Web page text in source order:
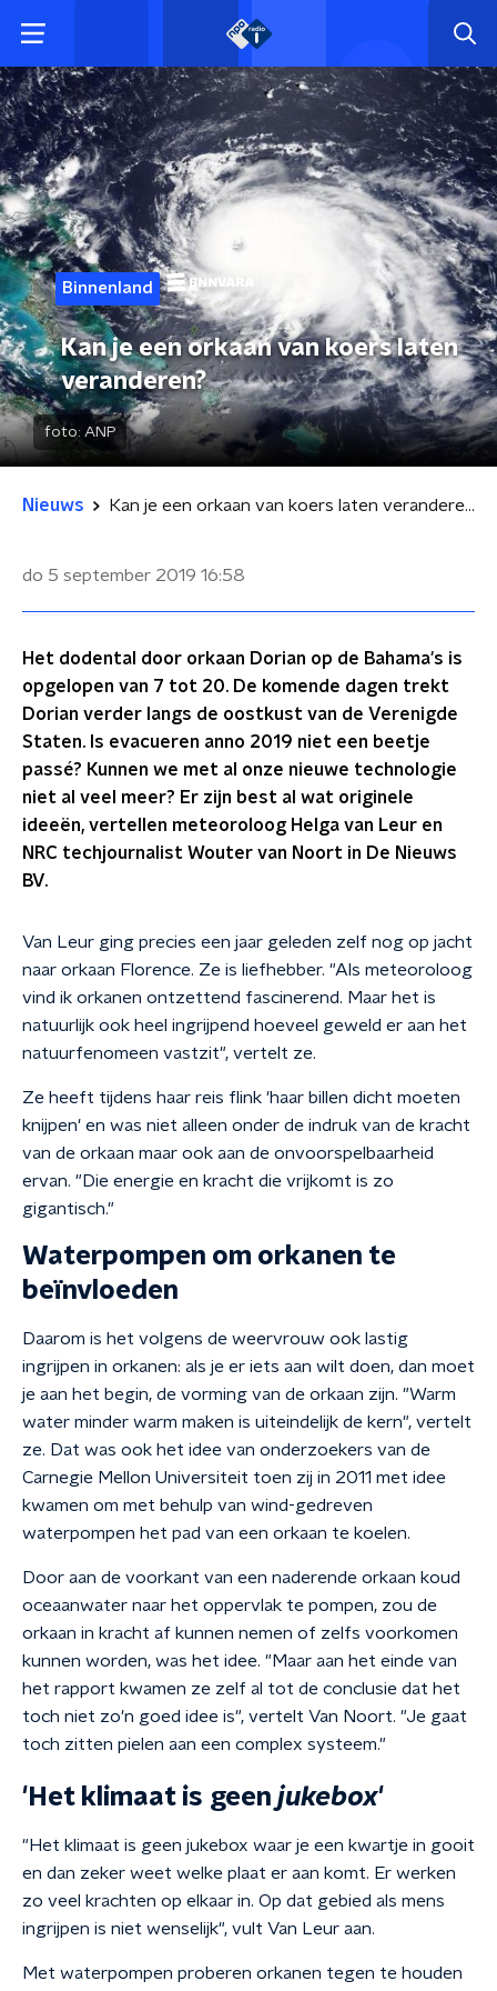
Binnenland
Kan je een orkaan van koers laten
veranderen?
foto: ANP
Nieuws Kan je een orkaan van koers laten veranderen?
do 5 september 2019 16:58
Het dodental door orkaan Dorian op de Bahama's is
opgelopen van 7 tot 20. De komende dagen trekt
Dorian verder langs de oostkust van de Verenigde
Staten. Is evacueren anno 2019 niet een beetje
passé? Kunnen we met al onze nieuwe technologie
niet al veel meer? Er zijn best al wat originele
ideeën, vertellen meteoroloog Helga van Leur en
NRC techjournalist Wouter van Noort in De Nieuws
BV.
Van Leur ging precies een jaar geleden zelf nog op jacht
naar orkaan Florence. Ze is liefhebber. "Als meteoroloog
vind ik orkanen ontzettend fascinerend. Maar het is
natuurlijk ook heel ingrijpend hoeveel geweld er aan het
natuurfenomeen vastzit", vertelt ze.
Ze heeft tijdens haar reis flink 'haar billen dicht moeten
knijpen' en was niet alleen onder de indruk van de kracht
van de orkaan maar ook aan de onvoorspelbaarheid
ervan. "Die energie en kracht die vrijkomt is zo
gigantisch."
Waterpompen om orkanen te
beïnvloeden
Daarom is het volgens de weervrouw ook lastig
ingrijpen in orkanen: als je er iets aan wilt doen, dan moet
je aan het begin, de vorming van de orkaan zijn. "Warm
water minder warm maken is uiteindelijk de kern", vertelt
ze. Dat was ook het idee van onderzoekers van de
Carnegie Mellon Universiteit toen zij in 2011 met idee
kwamen om met behulp van wind-gedreven
waterpompen het pad van een orkaan te koelen.
Door aan de voorkant van een naderende orkaan koud
oceaanwater naar het oppervlak te pompen, zou de
orkaan in kracht af kunnen nemen of zelfs voorkomen
kunnen worden, was het idee. "Maar aan het einde van
het rapport kwamen ze zelf al tot de conclusie dat het
toch niet zo'n goed idee is", vertelt Van Noort. "Je gaat
toch zitten pielen aan een complex systeem."
'Het klimaat is geen jukebox'
"Het klimaat is geen jukebox waar je een kwartje in gooit
en dan zeker weet welke plaat er aan komt. Er werken
zo veel krachten op elkaar in. Op dat gebied als mens
ingrijpen is niet wenselijk", vult Van Leur aan.
Met waterpompen proberen orkanen tegen te houden